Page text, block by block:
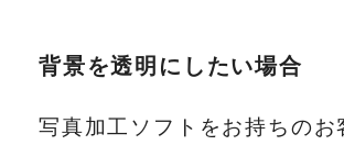
背景を透明にしたい場合
写真加工ソフトをお持ちの